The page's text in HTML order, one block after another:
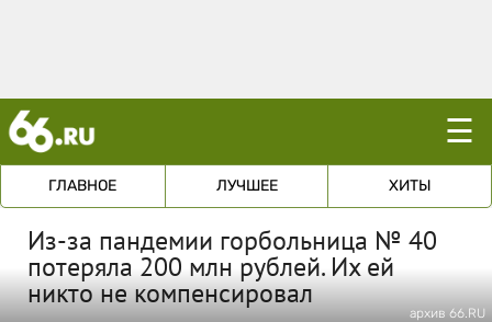
☰
ГЛАВНОЕ ЛУЧШЕЕ ХИТЫ
Из-за пандемии горбольница № 40
потеряла 200 млн рублей. Их ей
никто не компенсировал
архив 66.RU